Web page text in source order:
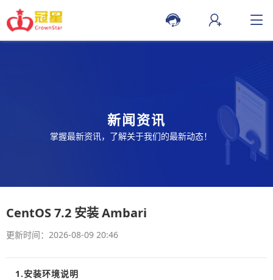
新闻资讯
掌握最新资讯，了解关于我们的最新动态！
CentOS 7.2 安装 Ambari
更新时间：2026-08-09 20:46
1.安装环境说明